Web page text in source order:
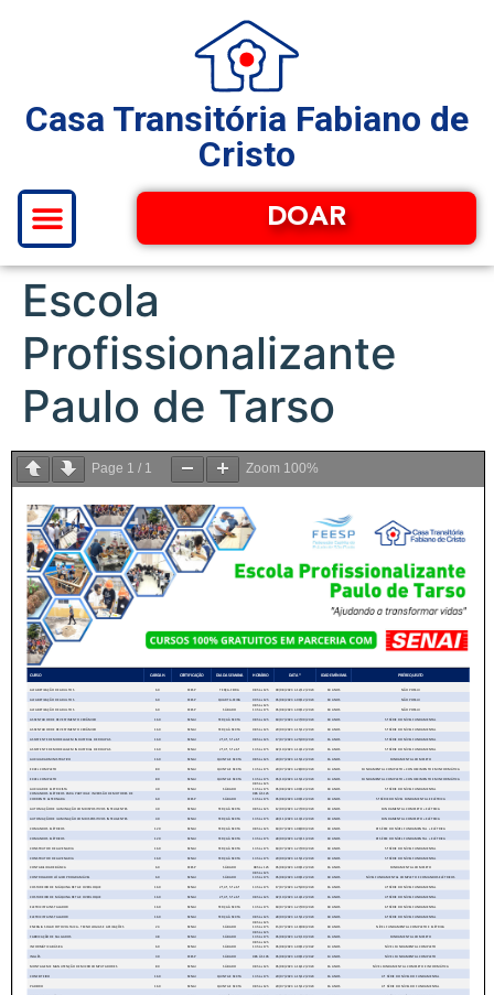
Casa Transitória Fabiano de
Cristo
DOAR
Escola
Profissionalizante
Paulo de Tarso
Page 1 / 1 Zoom 100%